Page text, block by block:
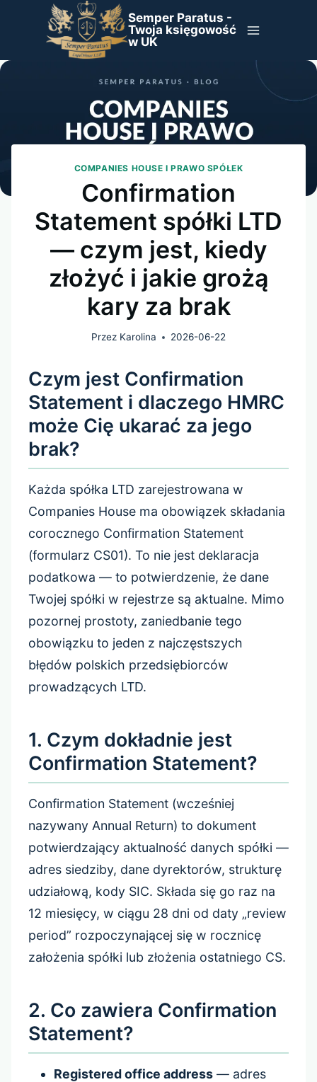
Semper Paratus -
Twoja księgowość
w UK
COMPANIES HOUSE I PRAWO SPÓŁEK
Confirmation
Statement spółki LTD
— czym jest, kiedy
złożyć i jakie grożą
kary za brak
Przez Karolina 2026-06-22
Czym jest Confirmation
Statement i dlaczego HMRC
może Cię ukarać za jego
brak?
Każda spółka LTD zarejestrowana w
Companies House ma obowiązek składania
corocznego Confirmation Statement
(formularz CS01). To nie jest deklaracja
podatkowa — to potwierdzenie, że dane
Twojej spółki w rejestrze są aktualne. Mimo
pozornej prostoty, zaniedbanie tego
obowiązku to jeden z najczęstszych
błędów polskich przedsiębiorców
prowadzących LTD.
1. Czym dokładnie jest
Confirmation Statement?
Confirmation Statement (wcześniej
nazywany Annual Return) to dokument
potwierdzający aktualność danych spółki —
adres siedziby, dane dyrektorów, strukturę
udziałową, kody SIC. Składa się go raz na
12 miesięcy, w ciągu 28 dni od daty „review
period” rozpoczynającej się w rocznicę
założenia spółki lub złożenia ostatniego CS.
2. Co zawiera Confirmation
Statement?
Registered office address— adres